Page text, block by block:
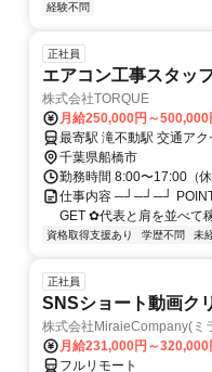
経験不問
正社員
エアコン工事スタッ
株式会社TORQUE
月給250,000円～500,000
千葉県船橋市
勤務時間 8:00〜17:00（
仕事内容 ─┘─┘─┘
GET ✿代表と肩を並べて
資格取得支援あり 学歴不問 未
正社員
SNSショート動画ク
株式会社MiraieCompany(ミ
月給231,000円～320,000
フルリモート